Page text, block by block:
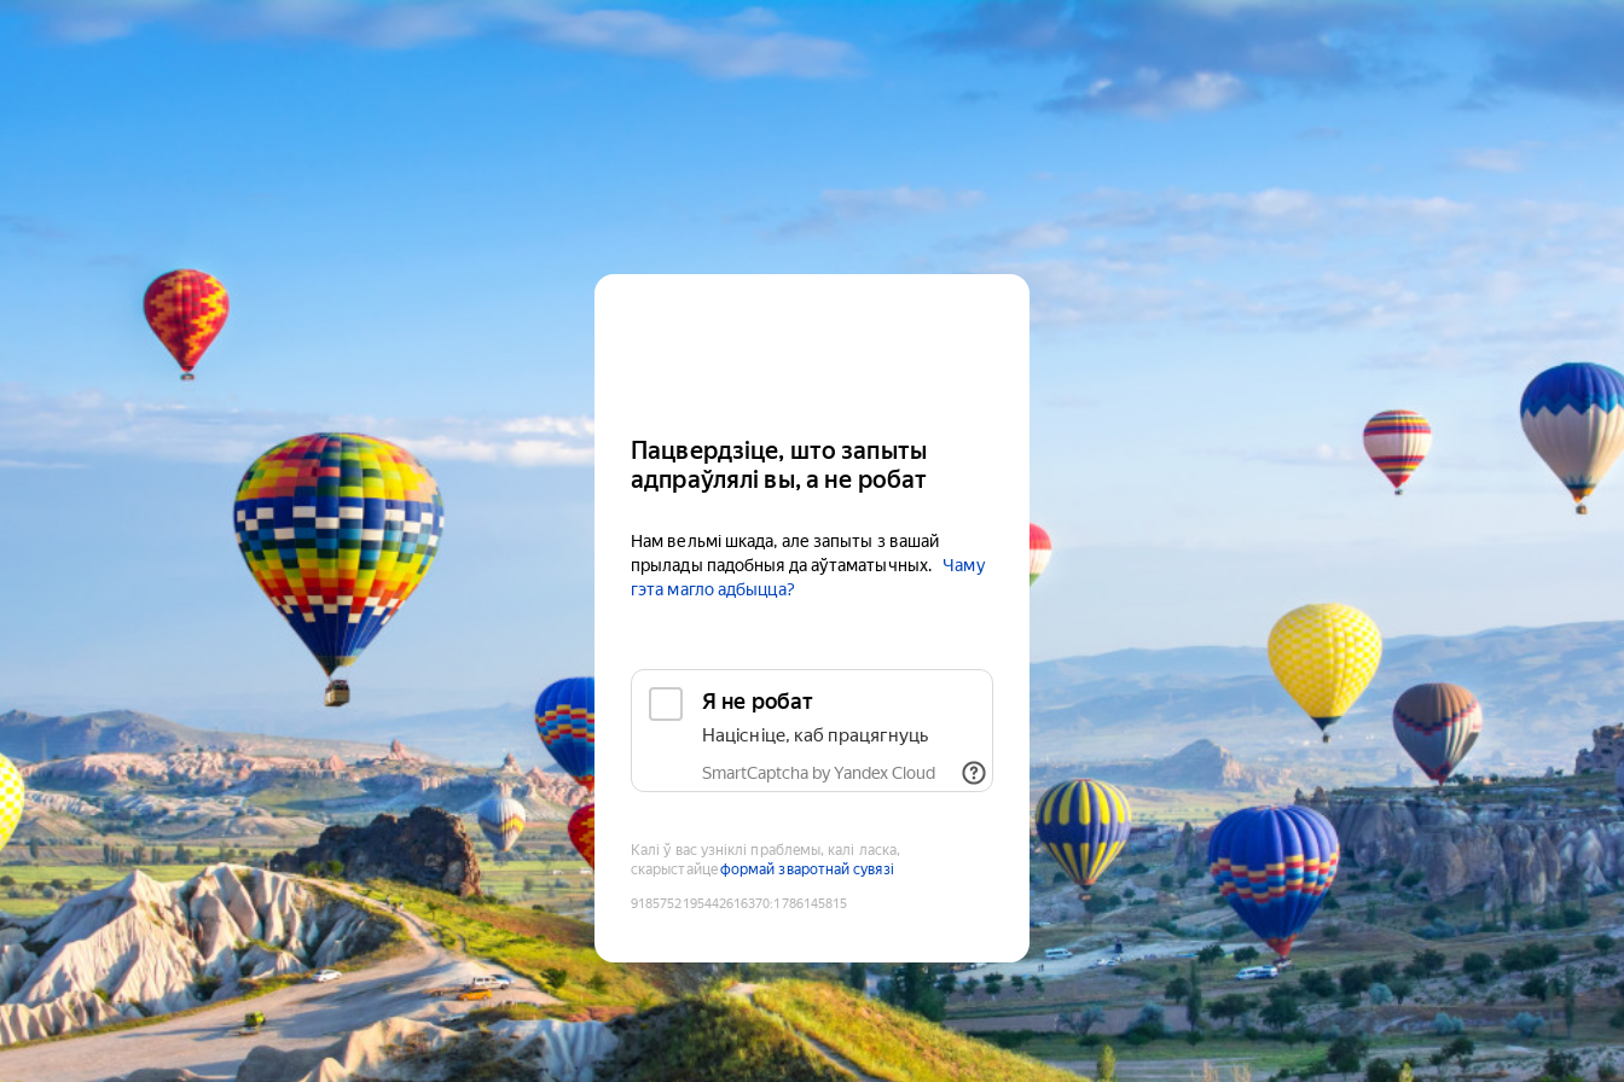
Пацвердзіце, што запыты
адпраўлялі вы, а не робат
Нам вельмі шкада, але запыты з вашай
прылады падобныя да аўтаматычных.
Чаму
гэта магло адбыцца?
Я не робат
Націсніце, каб працягнуць
SmartCaptcha by Yandex Cloud
Калі ў вас узніклі праблемы, калі ласка,
скарыстайцеформай зваротнай сувязі
9185752195442616370:1786145815